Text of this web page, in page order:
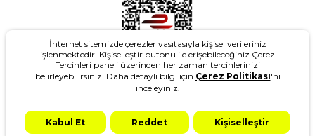
- Slazenger.com.tr - Tüm Hakları Saklıdır.
Design & Marketing: Adgrey T-Soft #OD 2021 Copyright
İnternet sitemizde çerezler vasıtasıyla kişisel verileriniz
işlenmektedir. Kişiselleştir butonu ile erişebileceğiniz Çerez
Tercihleri paneli üzerinden her zaman tercihlerinizi
belirleyebilirsiniz. Daha detaylı bilgi için Çerez Politikası'nı
inceleyiniz.
Kabul Et Reddet Kişiselleştir